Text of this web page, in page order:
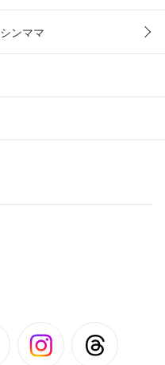
シンママ